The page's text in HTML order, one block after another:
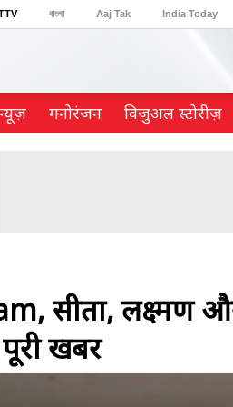
বাংলা Aaj Tak India Today
मनोरंजन विजुअल स्टोरीज़
सीता, लक्ष्मण और
खबर